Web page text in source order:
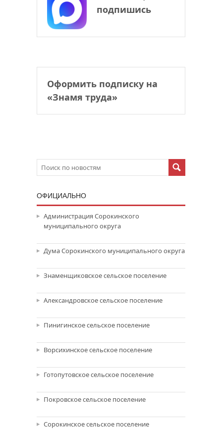
подпишись
Оформить подписку на
«Знамя труда»
ОФИЦИАЛЬНО
Администрация Сорокинского
муниципального округа
Дума Сорокинского муниципального округа
Знаменщиковское сельское поселение
Александровское сельское поселение
Пинигинское сельское поселение
Ворсихинское сельское поселение
Готопутовское сельское поселение
Покровское сельское поселение
Сорокинское сельское поселение